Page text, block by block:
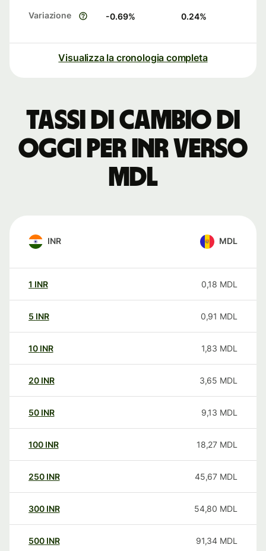
Variazione -0.69% 0.24%
Visualizza la cronologia completa
Tassi di cambio di
oggi per INR verso
MDL
INR MDL
1 INR 0,18 MDL
5 INR 0,91 MDL
10 INR 1,83 MDL
20 INR 3,65 MDL
50 INR 9,13 MDL
100 INR 18,27 MDL
250 INR 45,67 MDL
300 INR 54,80 MDL
500 INR 91,34 MDL